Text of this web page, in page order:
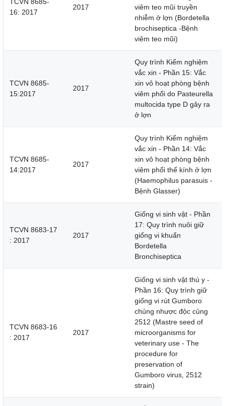
16: 2017
2017
viêm teo mũi truyền
nhiễm ở lợn (Bordetella
brochiseptica -Bệnh
viêm teo mũi)
TCVN 8685-
15:2017
2017
Quy trình Kiểm nghiệm
vắc xin - Phần 15: Vắc
xin vô hoạt phòng bệnh
viêm phổi do Pasteurella
multocida type D gây ra
ở lợn
TCVN 8685-
14:2017
2017
Quy trình Kiểm nghiệm
vắc xin - Phần 14: Vắc
xin vô hoạt phòng bệnh
viêm phổi thể kính ở lợn
(Haemophilus parasuis -
Bệnh Glasser)
TCVN 8683-17
: 2017
2017
Giống vi sinh vật - Phần
17: Quy trình nuôi giữ
giống vi khuẩn
Bordetella
Bronchiseptica
TCVN 8683-16
: 2017
2017
Giống vi sinh vật thú y -
Phần 16: Quy trình giữ
giống vi rút Gumboro
chủng nhược độc củng
2512 (Mastre seed of
microorganisms for
veterinary use - The
procedure for
preservation of
Gumboro virus, 2512
strain)